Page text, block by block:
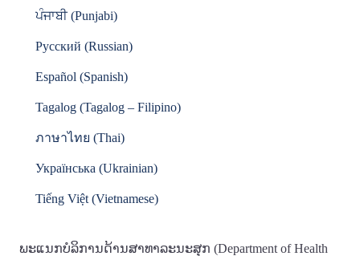
ਪੰਜਾਬੀ (Punjabi)
Русский (Russian)
Español (Spanish)
Tagalog (Tagalog – Filipino)
ภาษาไทย (Thai)
Українська (Ukrainian)
Tiếng Việt (Vietnamese)
ພະແນກບໍລິການດ້ານສາທາລະນະສຸກ (Department of Health